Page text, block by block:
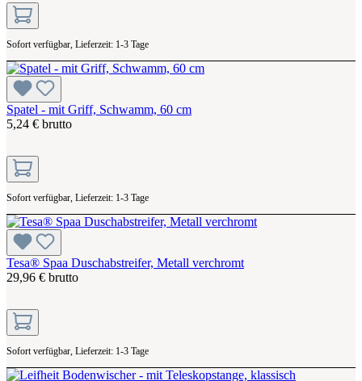
Sofort verfügbar, Lieferzeit: 1-3 Tage
Spatel - mit Griff, Schwamm, 60 cm
5,24 € brutto
Sofort verfügbar, Lieferzeit: 1-3 Tage
Tesa® Spaa Duschabstreifer, Metall verchromt
29,96 € brutto
Sofort verfügbar, Lieferzeit: 1-3 Tage